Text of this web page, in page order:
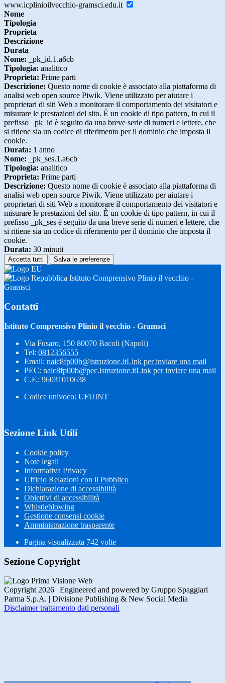
www.icplinioilvecchio-gramsci.edu.it
Nome
Tipologia
Proprieta
Descrizione
Durata
Nome: _pk_id.1.a6cb
Tipologia: analitico
Proprieta: Prime parti
Descrizione: Questo nome di cookie è associato alla piattaforma di
analisi web open source Piwik. Viene utilizzato per aiutare i
proprietari di siti Web a monitorare il comportamento dei visitatori e
misurare le prestazioni del sito. È un cookie di tipo pattern, in cui il
prefisso _pk_id è seguito da una breve serie di numeri e lettere, che
si ritiene sia un codice di riferimento per il dominio che imposta il
cookie.
Durata: 1 anno
Nome: _pk_ses.1.a6cb
Tipologia: analitico
Proprieta: Prime parti
Descrizione: Questo nome di cookie è associato alla piattaforma di
analisi web open source Piwik. Viene utilizzato per aiutare i
proprietari di siti Web a monitorare il comportamento dei visitatori e
misurare le prestazioni del sito. È un cookie di tipo pattern, in cui il
prefisso _pk_ses è seguito da una breve serie di numeri e lettere, che
si ritiene sia un codice di riferimento per il dominio che imposta il
cookie.
Durata: 30 minuti
Accetta tutti Salva le preferenze
Istituto Comprensivo Plinio il vecchio -
Gramsci
Contatti
Istituto Comprensivo Plinio il vecchio - Gramsci
Via Fusaro, 150 80070 Bacoli (Napoli)
Tel: 0812356555
Email: naic8fp00b@istruzione.itLink per inviare una mail
PEC: naic8fp00b@pec.istruzione.itLink per inviare una mail
C.F.: 96031010638
Codice univoco: UFUINT
Sezione Link Utili
Cookie policy
Note legali
Informativa Privacy
Ufficio Relazioni con il Pubblico
Dichiarazione di accessibilità
Obiettivi di accessibilità
Whistleblowing
Gestione consensi cookie
Amministrazione trasparente
Pagina visualizzata 742 volte
Sezione Copyright
Copyright 2026 | Engineered and powered by Gruppo Spaggiari
Parma S.p.A. | Divisione Publishing & New Social Media
Disclaimer trattamento dati personali